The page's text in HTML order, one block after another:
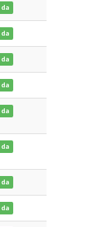
da
da
da
da
da
da
da
da